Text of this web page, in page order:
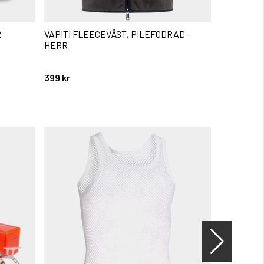
VAPITI FLEECEVÄST, PILEFODRAD -
HERR
399 kr